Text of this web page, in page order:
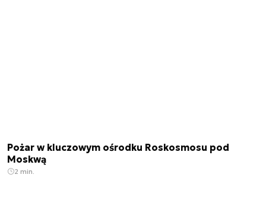
Pożar w kluczowym ośrodku Roskosmosu pod
Moskwą
2 min.